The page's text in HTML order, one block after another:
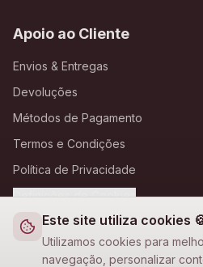
Este site utiliza cookies
Utilizamos cookies para
navegação, personalizar
Apoio ao Cliente
Envios & Entregas
Devoluções
Métodos de Pagamento
Termos e Condições
Política de Privacidade
Definições de Cookies
A Loja Nova